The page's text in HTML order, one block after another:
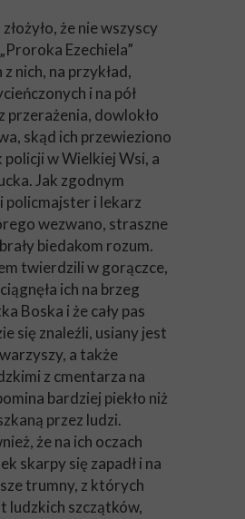
że nie wszyscy
Ezechiela”
nich, na przykład,
i na pół
przerażenia, dowlokło
skąd ich przewieziono
w Wielkiej Wsi, a
Jak zgodnym
policmajster i lekarz
wezwano, straszne
biedakom rozum.
twierdzili w gorączce,
ich na brzeg
Boska i że cały pas
się znaleźli, usiany jest
a także
z cmentarza na
bardziej piekło niż
przez ludzi.
że na ich oczach
skarpy się zapadł i na
trumny, z których
ludzkich szczątków,